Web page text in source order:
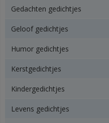
Gedachten gedichtjes
Geloof gedichtjes
Humor gedichtjes
Kerstgedichtjes
Kindergedichtjes
Levens gedichtjes